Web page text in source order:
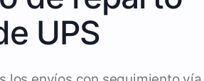
UPS